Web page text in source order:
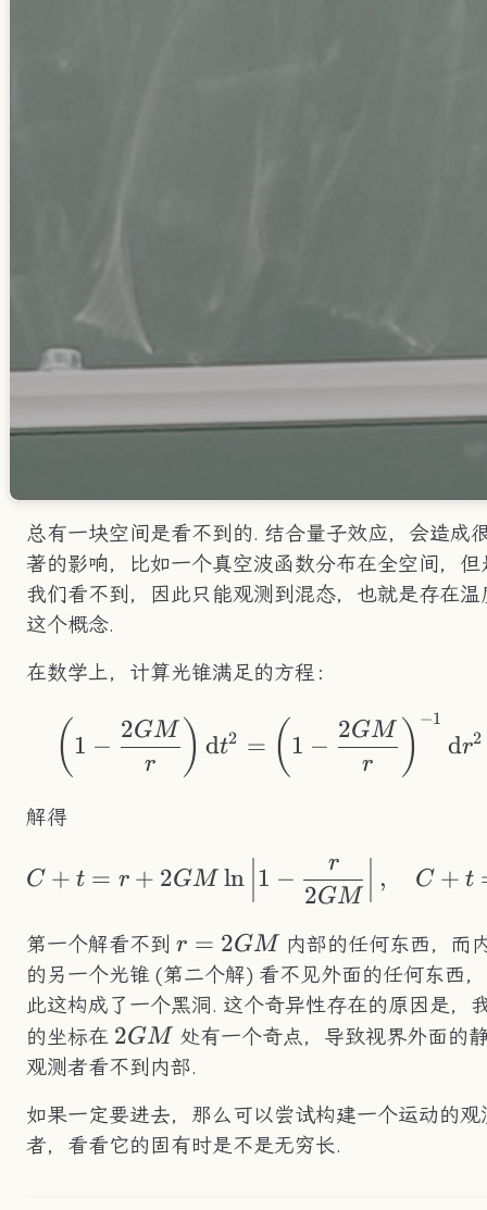
总有一块空间是看不到的. 结合量子效应，会造成
著的影响，比如一个真空波函数分布在全空间，但
我们看不到，因此只能观测到混态，也就是存在温
这个概念.
在数学上，计算光锥满足的方程：
\left(1-
( 1 −
r
2GM ) dt2 = ( 1 −
r
2GM )
−1
dr2
解得
C+t =
C + t = r + 2GM ln 1 −
2GM
r
, C + t
第一个解看不到 r=2GM
r = 2GM 内部的任何东西，而
的另一个光锥 (第二个解) 看不见外面的任何东西
此这构成了一个黑洞. 这个奇异性存在的原因是，
的坐标在 2GM
2GM 处有一个奇点，导致视界外面的
观测者看不到内部.
如果一定要进去，那么可以尝试构建一个运动的观
者，看看它的固有时是不是无穷长.